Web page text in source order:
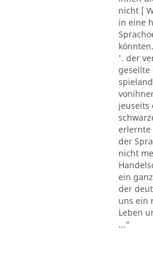
nicht [
in eine
'. der
gesellte
jeuseits
erlernte
der
nicht
ein
der
uns ein
Leben
..."